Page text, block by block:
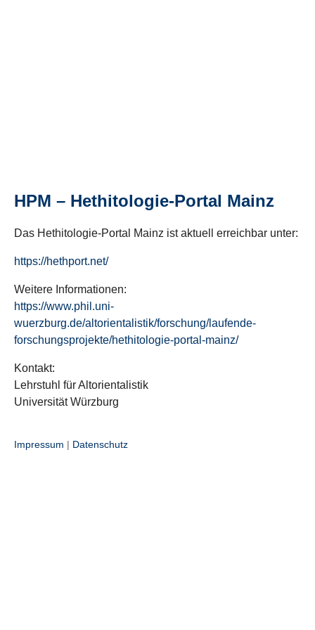
HPM – Hethitologie-Portal Mainz
Das Hethitologie-Portal Mainz ist aktuell erreichbar unter:
https://hethport.net/
Weitere Informationen:
https://www.phil.uni-
wuerzburg.de/altorientalistik/forschung/laufende-
forschungsprojekte/hethitologie-portal-mainz/
Kontakt:
Lehrstuhl für Altorientalistik
Universität Würzburg
Impressum | Datenschutz